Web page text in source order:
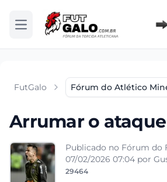
Abrir menu
FutGalo Fórum do Atlético
Arrumar o ataque
Publicado no Fórum do
07/02/2026 07:04 por
29464